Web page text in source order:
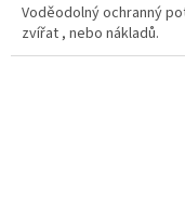
Voděodolný ochranný
zvířat , nebo nákladů.